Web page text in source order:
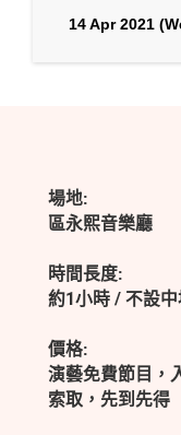
14 Apr 2021
場地:
區永熙音樂廳
時間長度:
約1小時 / 不設
價格:
演藝免費節目，
索取，先到先得